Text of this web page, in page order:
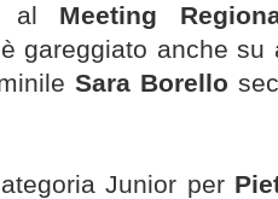
al Meeting
gareggiato anche
Sara Borello
Junior per